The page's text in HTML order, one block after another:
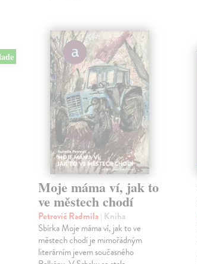
Moje máma ví, jak to
ve městech chodí
Petrovič Radmila| Kniha
Sbírka Moje máma ví, jak to ve
městech chodí je mimořádným
literárním jevem současného